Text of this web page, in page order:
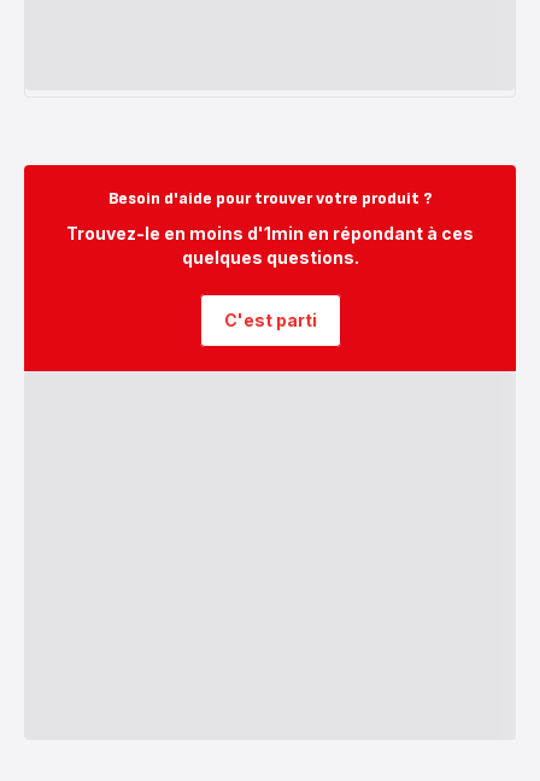
Besoin d'aide pour trouver votre produit ?
Trouvez-le en moins d'1min en répondant à ces
quelques questions.
C'est parti